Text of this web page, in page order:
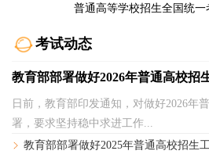
普通高等学校招生全国统一
考试动态
教育部部署做好2026年普通高校招
日前，教育部印发通知，对做好2026年
署，要求坚持稳中求进工作...
教育部部署做好2025年普通高校招生